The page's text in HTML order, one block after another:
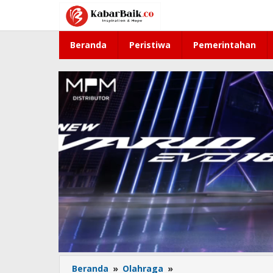
konten
Beranda Peristiwa Pemerintahan
Beranda » Olahraga »